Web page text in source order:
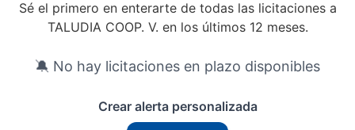
Sé el primero en enterarte de todas las licitaciones a
TALUDIA COOP. V. en los últimos 12 meses.
🔕 No hay licitaciones en plazo disponibles
Crear alerta personalizada